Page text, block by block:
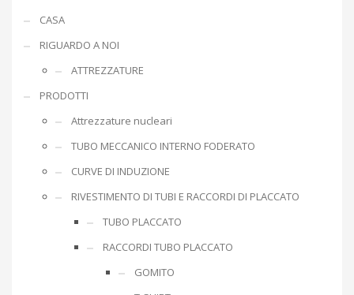
CASA
RIGUARDO A NOI
ATTREZZATURE
PRODOTTI
Attrezzature nucleari
TUBO MECCANICO INTERNO FODERATO
CURVE DI INDUZIONE
RIVESTIMENTO DI TUBI E RACCORDI DI PLACCATO
TUBO PLACCATO
RACCORDI TUBO PLACCATO
GOMITO